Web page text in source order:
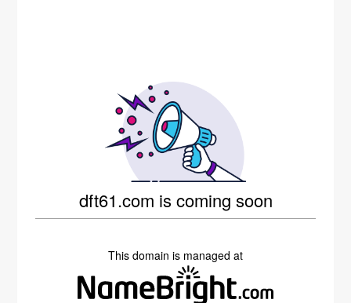
dft61.com is coming soon
This domain is managed at